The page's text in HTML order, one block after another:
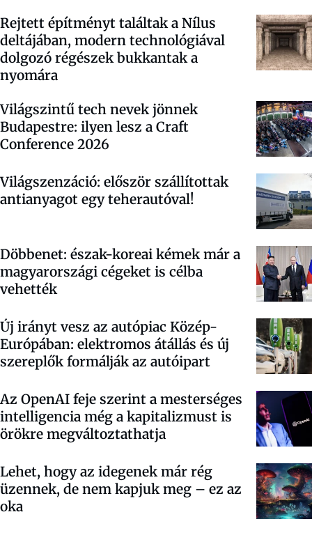
Rejtett építményt találtak a Nílus
deltájában, modern technológiával
dolgozó régészek bukkantak a
nyomára
Világszintű tech nevek jönnek
Budapestre: ilyen lesz a Craft
Conference 2026
Világszenzáció: először szállítottak
antianyagot egy teherautóval!
Döbbenet: észak-koreai kémek már a
magyarországi cégeket is célba
vehették
Új irányt vesz az autópiac Közép-
Európában: elektromos átállás és új
szereplők formálják az autóipart
Az OpenAI feje szerint a mesterséges
intelligencia még a kapitalizmust is
örökre megváltoztathatja
Lehet, hogy az idegenek már rég
üzennek, de nem kapjuk meg – ez az
oka